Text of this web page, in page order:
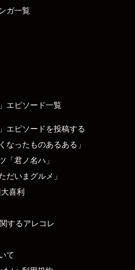
ガ一覧
エピソード一覧
エピソードを投稿する
なったものあるある」
「君ノ名ハ」
だいまグルメ」
喜利
するアレコレ
て